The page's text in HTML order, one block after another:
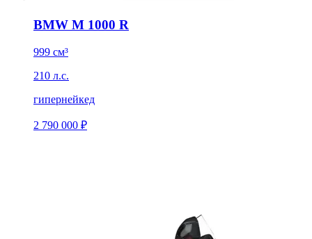
BMW M 1000 R
999 см³
210 л.с.
гипернейкед
2 790 000 ₽